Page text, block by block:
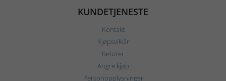
KUNDETJENESTE
Kontakt
Kjøpsvilkår
Returer
Angre kjøp
Personopplysninger